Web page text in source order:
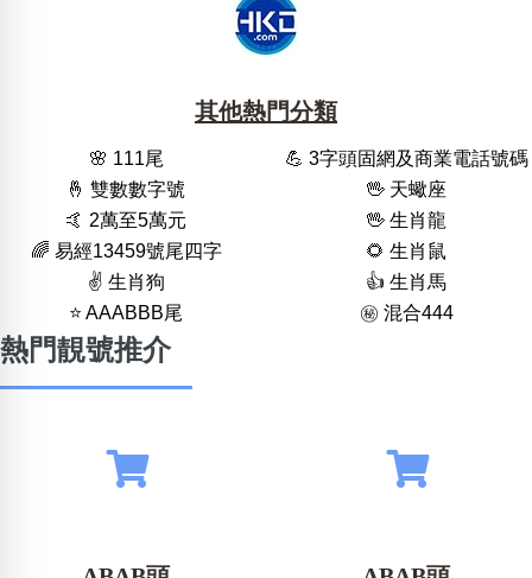
其他熱門分類
🌸 111尾
💪 3字頭固網及商業電話號碼
🤞 雙數數字號
🖖 天蠍座
🤙 2萬至5萬元
🖖 生肖龍
🌈 易經13459號尾四字
🌻 生肖鼠
✌️ 生肖狗
👍 生肖馬
⭐️ AAABBB尾
㊙️ 混合444
熱門靚號推介